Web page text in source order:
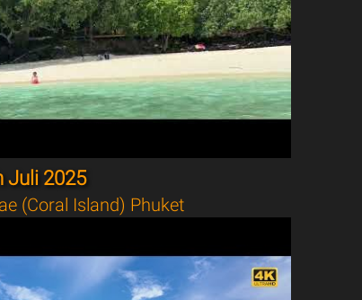
Juli 2025
(Coral Island) Phuket